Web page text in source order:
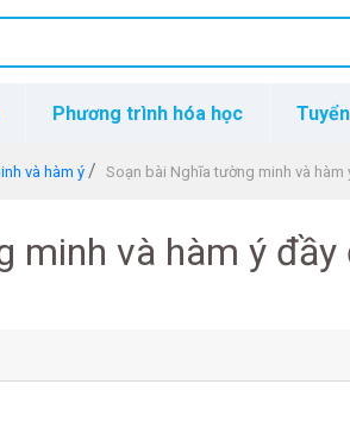
Phương trình hóa học
và hàm ý Soạn bài Nghĩa tường minh và hàm
minh và hàm ý